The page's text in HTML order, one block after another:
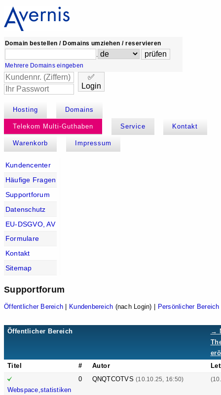
Domain bestellen / Domains umziehen / reservieren
.
Mehrere Domains eingeben
✅
Login
Hosting Domains
Telekom Multi-Guthaben Service Kontakt
Warenkorb Impressum
Kundencenter
Häufige Fragen
Supportforum
Datenschutz
EU-DSGVO, AV
Formulare
Kontakt
Sitemap
Supportforum
Öffentlicher Bereich | Kundenbereich (nach Login) | Persönlicher Bereich
Öffentlicher Bereich
→
Titel
# Autor
Webspace,statistiken
0 QNQTCOTVS(10.10.25, 16:50)